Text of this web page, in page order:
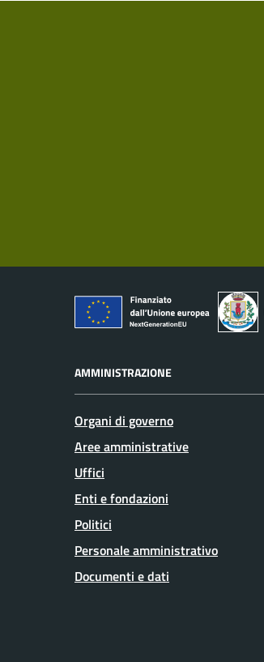
AMMINISTRAZIONE
Organi di governo
Aree amministrative
Uffici
Enti e fondazioni
Politici
Personale amministrativo
Documenti e dati